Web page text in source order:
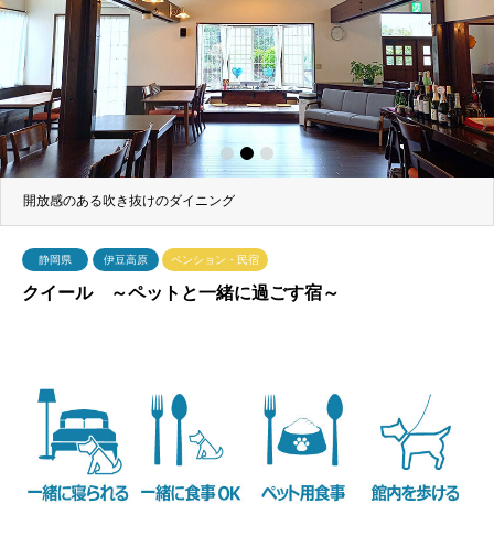
開放感のある吹き抜けのダイニング
1 2 3
静岡県 伊豆高原 ペンション・民宿
クイール ～ペットと一緒に過ごす宿～